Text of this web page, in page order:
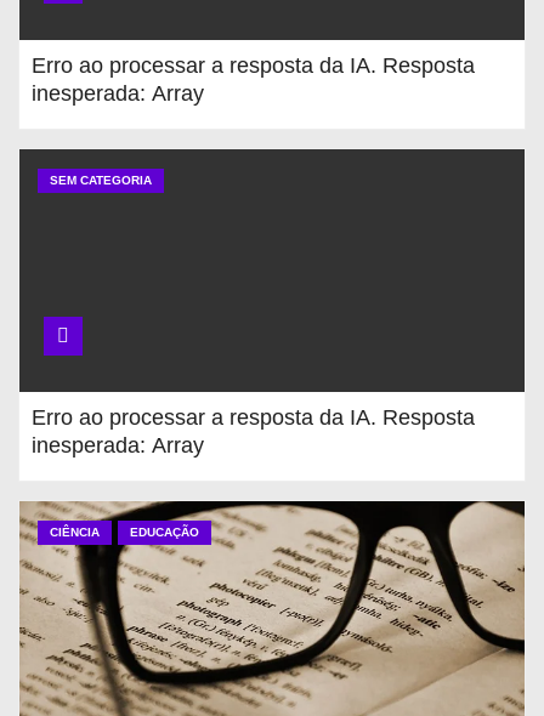
Erro ao processar a resposta da IA. Resposta
inesperada: Array
SEM CATEGORIA
Erro ao processar a resposta da IA. Resposta
inesperada: Array
CIÊNCIA EDUCAÇÃO